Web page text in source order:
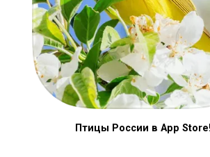
Птицы России в App Store!